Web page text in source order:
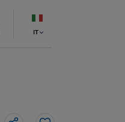
IT